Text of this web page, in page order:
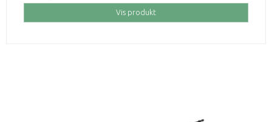
Vis produkt